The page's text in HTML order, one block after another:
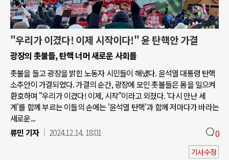
"우리가 이겼다! 이제 시작이다!" 윤 탄핵안 가결
광장의 촛불들, 탄핵 너머 새로운 사회를
촛불을 들고 광장을 밝힌 노동자 시민들이 해냈다. 윤석열 대통령 탄핵
소추안이 가결되었다. 가결의 순간, 광장에 모인 촛불들은 몸을 일으켜
환호하며 "우리가 이겼다! 이제, 시작"이라고 외쳤다. '다시 만난 세
계'를 함께 부르는 이들의 손에는 '윤석열 탄핵'과 함께 저마다가 바라는
새로운...
류민 기자
2024.12.14. 18:01 0
기사수정